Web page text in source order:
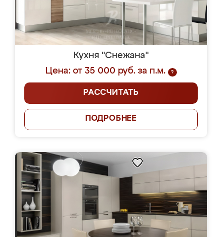
Кухня "Снежана"
Цена: от 35 000 руб. за п.м.
?
РАССЧИТАТЬ
ПОДРОБНЕЕ